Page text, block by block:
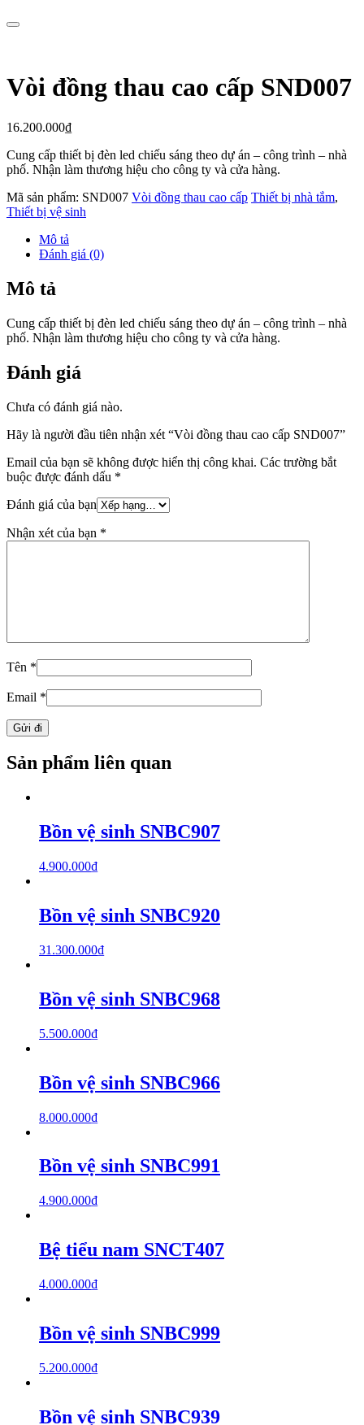
Vòi đồng thau cao cấp SND007
16.200.000₫
Cung cấp thiết bị đèn led chiếu sáng theo dự án – công trình – nhà
phố. Nhận làm thương hiệu cho công ty và cửa hàng.
Mã sản phẩm: SND007 Vòi đồng thau cao cấp Thiết bị nhà tắm,
Thiết bị vệ sinh
Mô tả
Đánh giá (0)
Mô tả
Cung cấp thiết bị đèn led chiếu sáng theo dự án – công trình – nhà
phố. Nhận làm thương hiệu cho công ty và cửa hàng.
Đánh giá
Chưa có đánh giá nào.
Hãy là người đầu tiên nhận xét “Vòi đồng thau cao cấp SND007”
Email của bạn sẽ không được hiển thị công khai. Các trường bắt
buộc được đánh dấu *
Đánh giá của bạn
Nhận xét của bạn *
Tên *
Email *
Sản phẩm liên quan
Bồn vệ sinh SNBC907
4.900.000₫
Bồn vệ sinh SNBC920
31.300.000₫
Bồn vệ sinh SNBC968
5.500.000₫
Bồn vệ sinh SNBC966
8.000.000₫
Bồn vệ sinh SNBC991
4.900.000₫
Bệ tiểu nam SNCT407
4.000.000₫
Bồn vệ sinh SNBC999
5.200.000₫
Bồn vệ sinh SNBC939